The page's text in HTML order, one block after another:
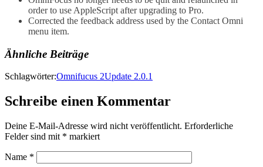
order to use AppleScript after upgrading to Pro.
Corrected the feedback address used by the Contact Omni
menu item.
Ähnliche Beiträge
Schlagwörter:Omnifucus 2Update 2.0.1
Schreibe einen Kommentar
Deine E-Mail-Adresse wird nicht veröffentlicht. Erforderliche
Felder sind mit * markiert
Name *